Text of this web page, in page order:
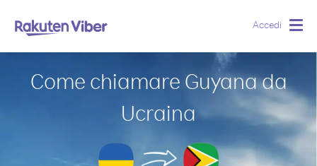
Accedi
Come chiamare Guyana da
Ucraina